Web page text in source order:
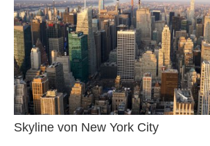
Skyline von New York City